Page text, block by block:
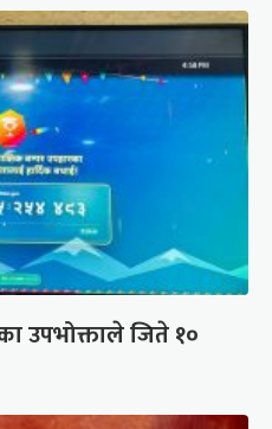
उपभोक्ताले जिते १०